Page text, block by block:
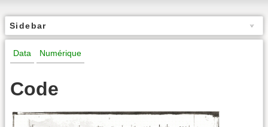
Sidebar
Data Numérique
Code